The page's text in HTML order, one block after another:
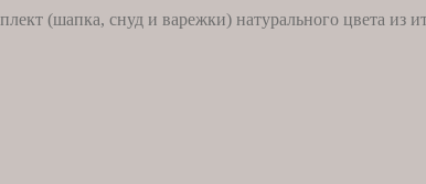
(шапка, снуд и варежки) натурального цвета из